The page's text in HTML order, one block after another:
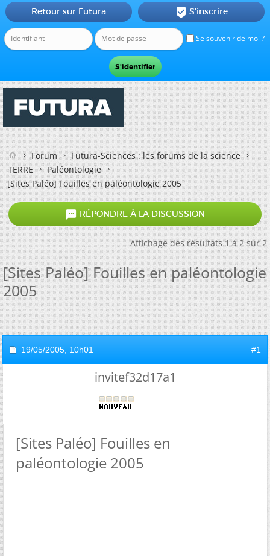
Se souvenir de moi ?
Retour sur Futura  S'inscrire
Forum
Futura-Sciences : les forums de la science
TERRE
Paléontologie
[Sites Paléo] Fouilles en paléontologie 2005
 RÉPONDRE À LA DISCUSSION
Affichage des résultats 1 à 2 sur 2
[Sites Paléo] Fouilles en paléontologie
2005
19/05/2005, 10h01 #1
invitef32d17a1
[Sites Paléo] Fouilles en
paléontologie 2005